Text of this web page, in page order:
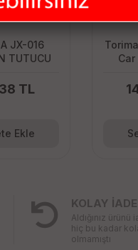
JX-016
TUTUCU
TL
Ekle
KOLAY İADE
Aldığınız
hiç bu kadar
olmamıştı